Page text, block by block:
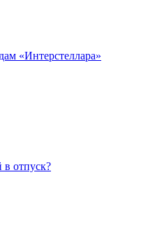
«Интерстеллара»
отпуск?